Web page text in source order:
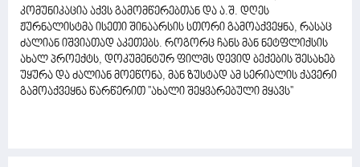
კომუნიკაცია აქვს გამომწერებთან და ა.შ. დღეს
ჟურნალისტმა ისეთი შინაარსის სთორი გამოაქვეყნა, რასაც
ძალიან იშვიათად აკეთებს. როგორც ჩანს მან ნეტფლიქსის
ახალ პროექტს, დოკუმენტურ ფილმს დევიდ ბექების შესახებ
უყურა და ძალიან მოეწონა, მან ზუსტად ამ სერიალის ქავერი
გამოაქვეყნა წარწერით ''ახალი შეყვარებული მყავს''